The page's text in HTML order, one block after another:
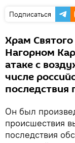
Подписаться
Храм
Нагорном
атаке с
числе
последствия
Он был
происшествия
последствия